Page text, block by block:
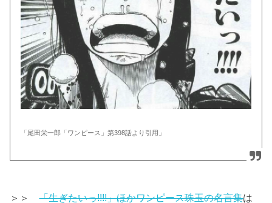
「尾田栄一郎「ワンピース」第398話より引用」
＞＞「生ぎたいっ!!!!」ほかワンピース珠玉の名言集は